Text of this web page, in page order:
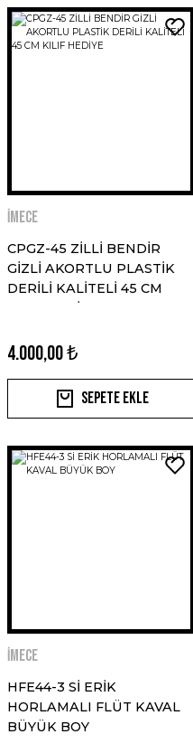
İMECE
CPGZ-45 ZİLLİ BENDİR
GİZLİ AKORTLU PLASTİK
DERİLİ KALİTELİ 45 CM
KILIF HEDİYE
4.000,00 ₺
Sepete Ekle
İMECE
HFE44-3 Sİ ERİK
HORLAMALI FLÜT KAVAL
BÜYÜK BOY